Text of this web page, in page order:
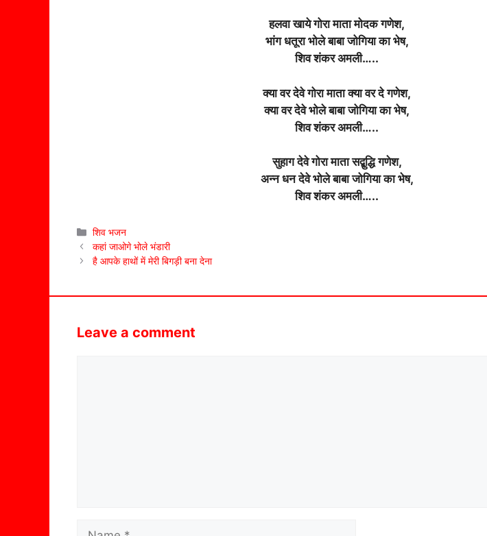
हलवा खाये गोरा माता मोदक गणेश,
भांग धतूरा भोले बाबा जोगिया का भेष,
शिव शंकर अमली…..
क्या वर देवे गोरा माता क्या वर दे गणेश,
क्या वर देवे भोले बाबा जोगिया का भेष,
शिव शंकर अमली…..
सुहाग देवे गोरा माता सद्बुद्धि गणेश,
अन्न धन देवे भोले बाबा जोगिया का भेष,
शिव शंकर अमली…..
Categories
शिव भजन
कहां जाओगे भोले भंडारी
है आपके हाथों में मेरी बिगड़ी बना देना
Leave a comment
Name